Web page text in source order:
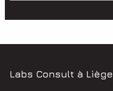
Labs Consult à Liège